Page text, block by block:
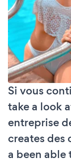
Si vous
take a look
entreprise
creates des
a been able